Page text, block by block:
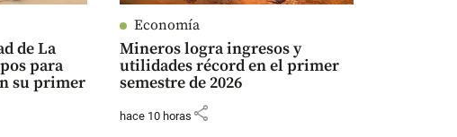
de La
para
su primer
Economía
Mineros logra ingresos y
utilidades récord en el primer
semestre de 2026
hace 10 horas share